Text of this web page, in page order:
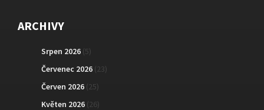
ARCHIVY
Srpen 2026 (5)
Červenec 2026 (23)
Červen 2026 (25)
Květen 2026 (26)